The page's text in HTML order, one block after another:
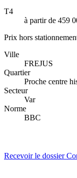
T4
à partir de 459
Prix hors
Ville
FREJUS
Quartier
Proche centre
Secteur
Var
Norme
BBC
Recevoir le dossier